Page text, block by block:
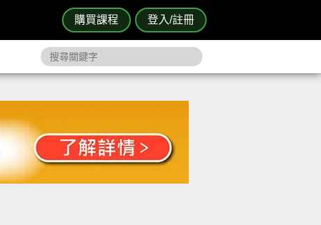
購買課程 登入/註冊